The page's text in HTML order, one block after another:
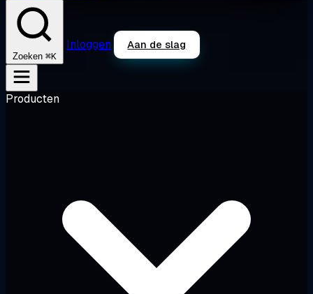
Zoeken ⌘K
Inloggen Aan de slag
Producten